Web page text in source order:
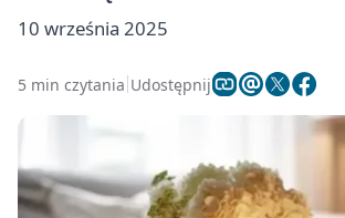
10 września 2025
5 min czytania Udostępnij